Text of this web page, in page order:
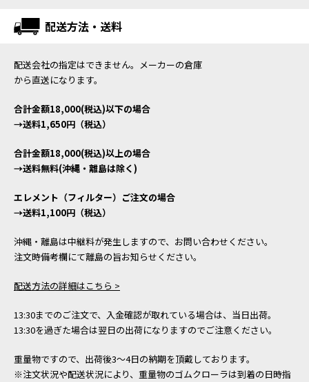
配送方法・送料
配送会社の指定はできません。メーカーの倉庫
から直送になります。
合計金額18,000(税込)以下の場合
→送料1,650円（税込）
合計金額18,000(税込)以上の場合
→送料無料(沖縄・離島は除く)
エレメント（フィルター）ご注文の場合
→送料1,100円（税込）
沖縄・離島は中継料が発生しますので、お問い合わせください。
注文時備考欄にて離島の旨お知らせください。
配送方法の詳細はこちら >
13:30までのご注文で、入金確認が取れている場合は、当日出荷。
13:30を過ぎた場合は翌日の出荷になりますのでご注意ください。
重量物ですので、出荷後3～4日の納期を頂戴しております。
※注文状況や配送状況により、重量物のゴムクローラは到着の日時指